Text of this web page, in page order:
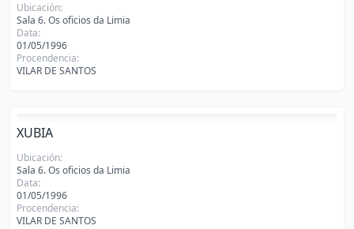
Ubicación:
Sala 6. Os oficios da Limia
Data:
01/05/1996
Procendencia:
VILAR DE SANTOS
XUBIA
Ubicación:
Sala 6. Os oficios da Limia
Data:
01/05/1996
Procendencia:
VILAR DE SANTOS